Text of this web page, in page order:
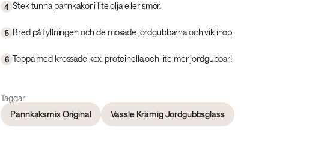
4 Stek tunna pannkakor i lite olja eller smör.
5 Bred på fyllningen och de mosade jordgubbarna och vik ihop.
6 Toppa med krossade kex, proteinella och lite mer jordgubbar!
Taggar
Pannkaksmix Original
Vassle Krämig Jordgubbsglass